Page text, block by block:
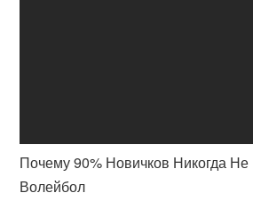
Почему 90% Новичков Никогда Не
Волейбол